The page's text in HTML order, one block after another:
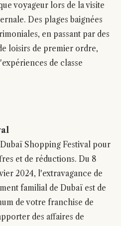
voyageur lors de la visite
Des plages baignées
en passant par des
loisirs de premier ordre,
de classe
Shopping Festival pour
et de réductions. Du 8
2024, l'extravagance de
familial de Dubaï est de
de votre franchise de
des affaires de